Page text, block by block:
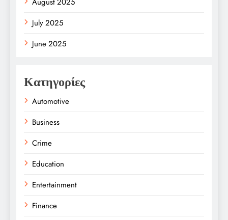
July 2025
June 2025
Κατηγορίες
Automotive
Business
Crime
Education
Entertainment
Finance